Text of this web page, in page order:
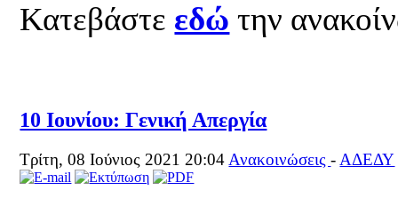
Κατεβάστε εδώ την
10 Ιουνίου: Γενική Απεργία
Τρίτη, 08 Ιούνιος 2021 20:04 Ανακοινώσεις- ΑΔΕΔΥ